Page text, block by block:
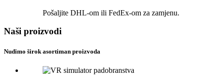
Pošaljite DHL-om ili FedEx-om za zamjenu.
Naši proizvodi
Nudimo širok asortiman proizvoda